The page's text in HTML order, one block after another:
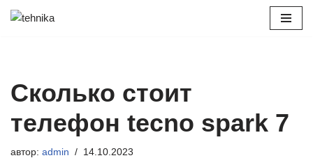
Сколько стоит
телефон tecno spark 7
автор: admin 14.10.2023